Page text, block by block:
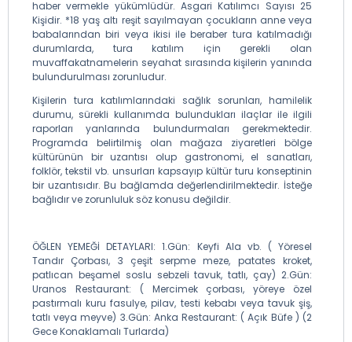
haber vermekle yükümlüdür. Asgari Katılımcı Sayısı 25
Kişidir. *18 yaş altı reşit sayılmayan çocukların anne veya
babalarından biri veya ikisi ile beraber tura katılmadığı
durumlarda, tura katılım için gerekli olan
muvaffakatnamelerin seyahat sırasında kişilerin yanında
bulundurulması zorunludur.
Kişilerin tura katılımlarındaki sağlık sorunları, hamilelik
durumu, sürekli kullanımda bulundukları ilaçlar ile ilgili
raporları yanlarında bulundurmaları gerekmektedir.
Programda belirtilmiş olan mağaza ziyaretleri bölge
kültürünün bir uzantısı olup gastronomi, el sanatları,
folklör, tekstil vb. unsurları kapsayıp kültür turu konseptinin
bir uzantısıdır. Bu bağlamda değerlendirilmektedir. İsteğe
bağlıdır ve zorunluluk söz konusu değildir.
ÖĞLEN YEMEĞİ DETAYLARI: 1.Gün: Keyfi Ala vb. ( Yöresel
Tandır Çorbası, 3 çeşit serpme meze, patates kroket,
patlıcan beşamel soslu sebzeli tavuk, tatlı, çay) 2.Gün:
Uranos Restaurant: ( Mercimek çorbası, yöreye özel
pastırmalı kuru fasulye, pilav, testi kebabı veya tavuk şiş,
tatlı veya meyve) 3.Gün: Anka Restaurant: ( Açık Büfe ) (2
Gece Konaklamalı Turlarda)